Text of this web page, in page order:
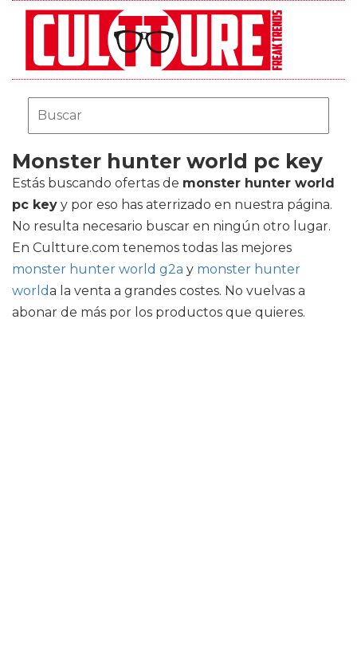
Monster hunter world pc key
Estás buscando ofertas de monster hunter world
pc key y por eso has aterrizado en nuestra página.
No resulta necesario buscar en ningún otro lugar.
En Cultture.com tenemos todas las mejores
monster hunter world g2a y monster hunter
worlda la venta a grandes costes. No vuelvas a
abonar de más por los productos que quieres.